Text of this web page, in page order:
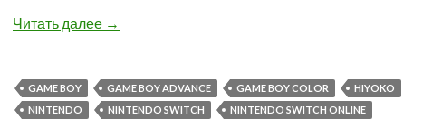
Читать далее Про Game Boy и Nintendo Switch Online
→
GAME BOY GAME BOY ADVANCE GAME BOY COLOR
HIYOKO
NINTENDO
NINTENDO SWITCH
NINTENDO SWITCH ONLINE